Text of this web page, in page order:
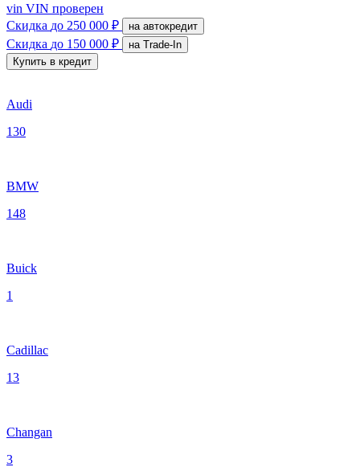
vin VIN проверен
Скидка до 250 000 ₽ на автокредит
Скидка до 150 000 ₽
на Trade-In
Купить в кредит
Audi
130
BMW
148
Buick
1
Cadillac
13
Changan
3